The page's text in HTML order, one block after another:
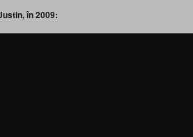
în 2009: